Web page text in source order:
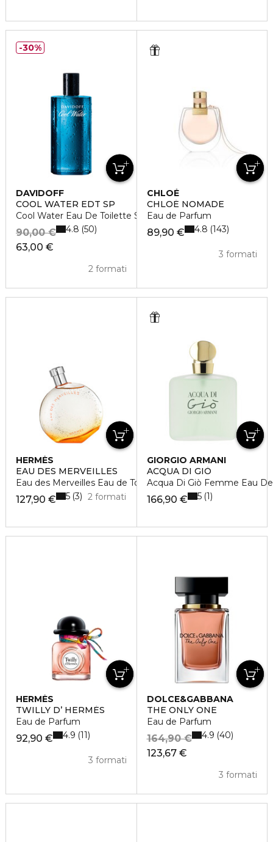
DAVIDOFF
COOL WATER EDT SP
Cool Water Eau De Toilette Spray
63,00 €
90,00 €
2 formati
4.8 50
30%
CHLOÉ
CHLOÉ NOMADE
Eau de Parfum
89,90 €
3 formati
4.8 143
HERMÈS
EAU DES MERVEILLES
Eau des Merveilles Eau de Toilette vaporisateur
127,90 € 2 formati
5 3
GIORGIO ARMANI
ACQUA DI GIÒ
Acqua Di Giò Femme Eau
166,90 € 5 1
HERMÈS
TWILLY D’ HERMÈS
Eau de Parfum
92,90 €
3 formati
4.9 11
DOLCE&GABBANA
THE ONLY ONE
Eau de Parfum
123,67 €
164,90 €
3 formati
4.9 40